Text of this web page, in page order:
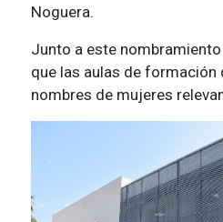
Noguera.
Junto a este
que las aulas de
nombres de mujeres